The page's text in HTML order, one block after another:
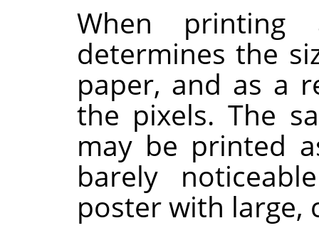
When
determines the
paper, and as a
the pixels. The
may be printed
barely
poster with large,